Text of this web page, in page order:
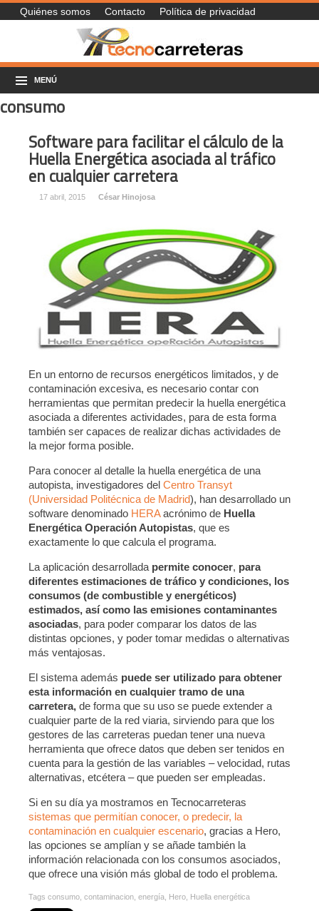
Quiénes somos Contacto Política de privacidad
MENÚ
consumo
Software para facilitar el cálculo de la
Huella Energética asociada al tráfico
en cualquier carretera
17 abril, 2015 César Hinojosa
En un entorno de recursos energéticos limitados, y de
contaminación excesiva, es necesario contar con
herramientas que permitan predecir la huella energética
asociada a diferentes actividades, para de esta forma
también ser capaces de realizar dichas actividades de
la mejor forma posible.
Para conocer al detalle la huella energética de una
autopista, investigadores del Centro Transyt
(Universidad Politécnica de Madrid), han desarrollado un
software denominado HERAacrónimo de Huella
Energética Operación Autopistas, que es
exactamente lo que calcula el programa.
La aplicación desarrollada permite conocer, para
diferentes estimaciones de tráfico y condiciones, los
consumos (de combustible y energéticos)
estimados, así como las emisiones contaminantes
asociadas, para poder comparar los datos de las
distintas opciones, y poder tomar medidas o alternativas
más ventajosas.
El sistema además puede ser utilizado para obtener
esta información en cualquier tramo de una
carretera, de forma que su uso se puede extender a
cualquier parte de la red viaria, sirviendo para que los
gestores de las carreteras puedan tener una nueva
herramienta que ofrece datos que deben ser tenidos en
cuenta para la gestión de las variables – velocidad, rutas
alternativas, etcétera – que pueden ser empleadas.
Si en su día ya mostramos en Tecnocarreteras
sistemas que permitían conocer, o predecir, la
contaminación en cualquier escenario, gracias a Hero,
las opciones se amplían y se añade también la
información relacionada con los consumos asociados,
que ofrece una visión más global de todo el problema.
Tags consumo contaminacion energía Hero Huella energética